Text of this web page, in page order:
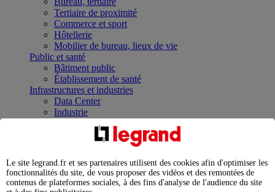
Tertiaire de proximité
Commerce et sport
Hôtellerie
Mobilier de bureau, lieux de vie
Public et santé
Bâtiment public
Établissement de santé
Infrastructures et industries
Data Center
Industrie
Infrastructures
Contrôler et planifier le fonctionnement des appareils
Répartir et optimiser son tableau électrique
Legrand Data Center Solutions : concentrer les
expertises au service de vos performances
Le site legrand.fr et ses partenaires utilisent des cookies afin d'optimiser les
fonctionnalités du site, de vous proposer des vidéos et des remontées de
contenus de plateformes sociales, à des fins d'analyse de l'audience du site